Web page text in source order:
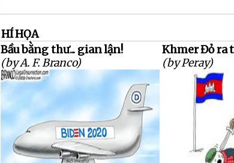
HÍ HỌA
Bầu bằng thư... gian lận!
(by A. F. Branco)
Khmer Đỏ ra
(by Peray)